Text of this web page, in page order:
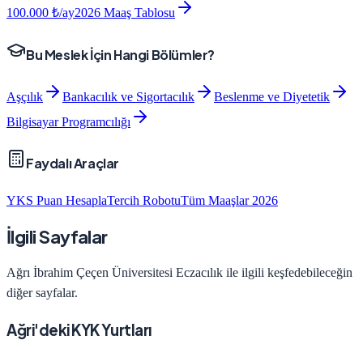
100.000 ₺/ay2026 Maaş Tablosu
Bu Meslek İçin Hangi Bölümler?
Aşçılık Bankacılık ve Sigortacılık
Beslenme ve Diyetetik
Bilgisayar Programcılığı
Faydalı Araçlar
YKS Puan HesaplaTercih RobotuTüm Maaşlar 2026
İlgili Sayfalar
Ağrı İbrahim Çeçen Üniversitesi Eczacılık ile ilgili keşfedebileceğin
diğer sayfalar.
Ağri'deki KYK Yurtları